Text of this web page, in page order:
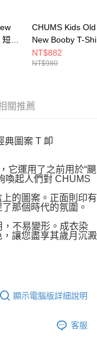
袖
CHUMS Kids
New Booby T-
大童 短袖上衣 淺
CH211442A002
NT$882
NT$980
關推薦
典圖案 T 卹
它運用了之前用於“颶
喚起人們對 CHUMS
的圖案。正面則印有
那個時代的氛圍。
不易變形。成衣染
讓您盡享其歲月沉澱
顯示電腦版詳細說明
客服